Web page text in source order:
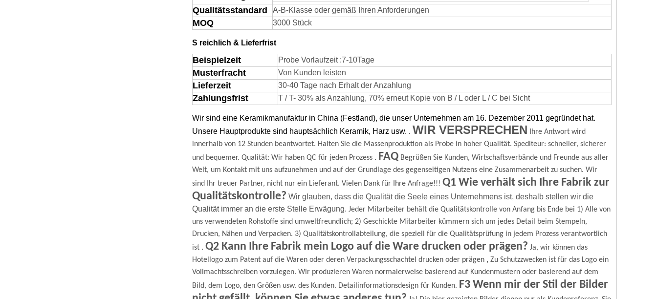
Qualitätsstandard A-B-Klasse oder gemäß Ihren Anforderungen
MOQ 3000 Stück
S reichlich & Lieferfrist
Beispielzeit Probe Vorlaufzeit :7-10Tage
Musterfracht Von Kunden leisten
Lieferzeit 30-40 Tage nach Erhalt der Anzahlung
Zahlungsfrist T / T- 30% als Anzahlung, 70% erneut Kopie von B / L oder L / C bei Sicht
Wir sind eine Keramikmanufaktur in China (Festland), die unser Unternehmen am 16. Dezember 2011 gegründet hat.
Unsere Hauptprodukte sind hauptsächlich Keramik, Harz usw. . WIR VERSPRECHEN
Ihre Antwort wird
innerhalb von 12 Stunden beantwortet. Halten Sie die Massenproduktion als Probe in hoher Qualität. Spediteur: schneller, sicherer
und bequemer. Qualität: Wir haben QC für jeden Prozess . FAQ Begrüßen Sie Kunden, Wirtschaftsverbände und Freunde aus aller
Welt, um Kontakt mit uns aufzunehmen und auf der Grundlage des gegenseitigen Nutzens eine Zusammenarbeit zu suchen. Wir
sind Ihr treuer Partner, nicht nur ein Lieferant. Vielen Dank für Ihre Anfrage!!! Q1 Wie verhält sich Ihre Fabrik zur
Qualitätskontrolle? Wir glauben, dass die Qualität die Seele eines Unternehmens ist, deshalb stellen wir die
Qualität immer an die erste Stelle Erwägung. Jeder Mitarbeiter behält die Qualitätskontrolle von Anfang bis Ende bei 1) Alle von
uns verwendeten Rohstoffe sind umweltfreundlich; 2) Geschickte Mitarbeiter kümmern sich um jedes Detail beim Stempeln,
Drucken, Nähen und Verpacken. 3) Qualitätskontrollabteilung, die speziell für die Qualitätsprüfung in jedem Prozess verantwortlich
ist . Q2 Kann Ihre Fabrik mein Logo auf die Ware drucken oder prägen? Ja, wir können das
Hotellogo zum Patent auf die Waren oder deren Verpackungsschachtel drucken oder prägen , Zu Schutzzwecken ist für das Logo ein
Vollmachtsschreiben vorzulegen. Wir produzieren Waren normalerweise basierend auf Kundenmustern oder basierend auf dem
Bild, dem Logo, den Größen usw. des Kunden. Detailinformationsdesign für Kunden. F3 Wenn mir der Stil der Bilder